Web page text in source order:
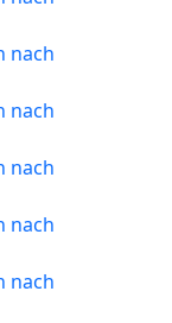
nach
nach
nach
nach
nach